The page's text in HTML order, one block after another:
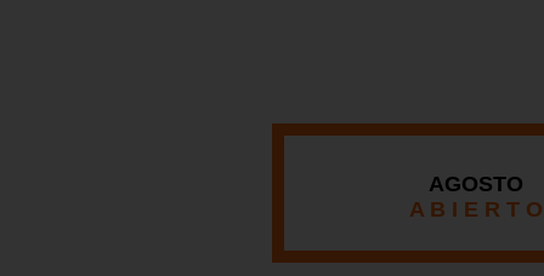
AGOSTO
A B I E R T O